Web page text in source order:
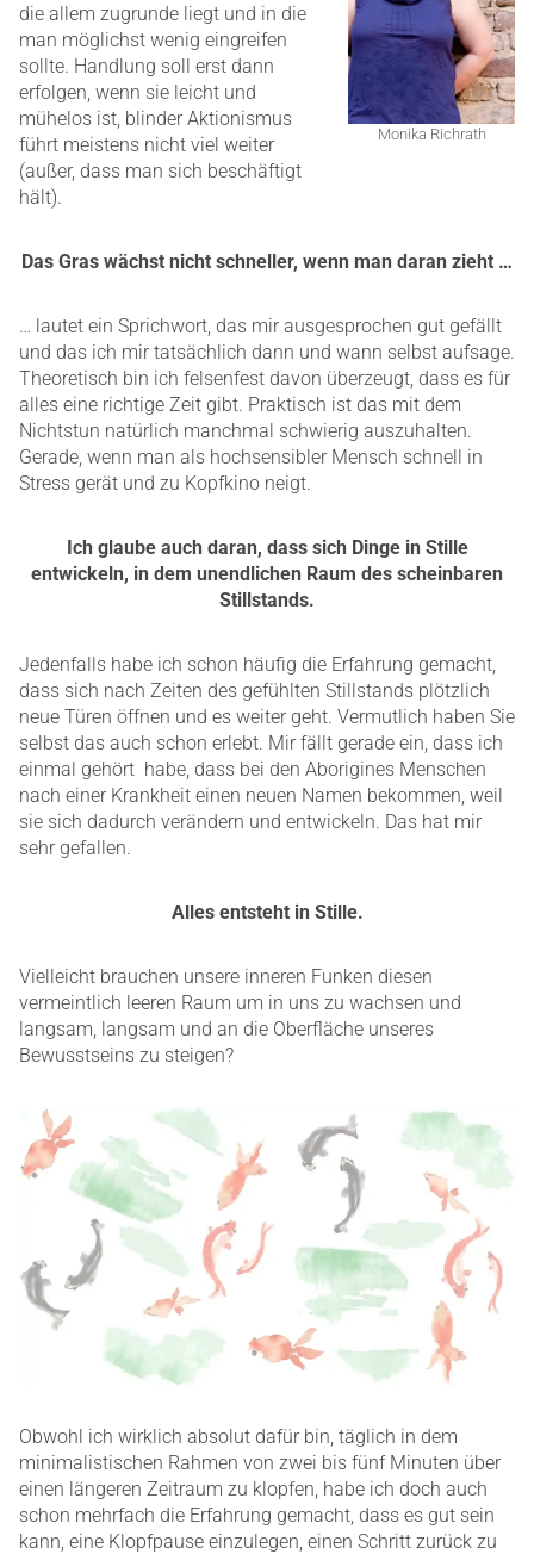
Monika Richrath
die allem zugrunde liegt und in die
man möglichst wenig eingreifen
sollte. Handlung soll erst dann
erfolgen, wenn sie leicht und
mühelos ist, blinder Aktionismus
führt meistens nicht viel weiter
(außer, dass man sich beschäftigt
hält).
Das Gras wächst nicht schneller, wenn man daran zieht …
… lautet ein Sprichwort, das mir ausgesprochen gut gefällt
und das ich mir tatsächlich dann und wann selbst aufsage.
Theoretisch bin ich felsenfest davon überzeugt, dass es für
alles eine richtige Zeit gibt. Praktisch ist das mit dem
Nichtstun natürlich manchmal schwierig auszuhalten.
Gerade, wenn man als hochsensibler Mensch schnell in
Stress gerät und zu Kopfkino neigt.
Ich glaube auch daran, dass sich Dinge in Stille
entwickeln, in dem unendlichen Raum des scheinbaren
Stillstands.
Jedenfalls habe ich schon häufig die Erfahrung gemacht,
dass sich nach Zeiten des gefühlten Stillstands plötzlich
neue Türen öffnen und es weiter geht. Vermutlich haben Sie
selbst das auch schon erlebt. Mir fällt gerade ein, dass ich
einmal gehört habe, dass bei den Aborigines Menschen
nach einer Krankheit einen neuen Namen bekommen, weil
sie sich dadurch verändern und entwickeln. Das hat mir
sehr gefallen.
Alles entsteht in Stille.
Vielleicht brauchen unsere inneren Funken diesen
vermeintlich leeren Raum um in uns zu wachsen und
langsam, langsam und an die Oberfläche unseres
Bewusstseins zu steigen?
Obwohl ich wirklich absolut dafür bin, täglich in dem
minimalistischen Rahmen von zwei bis fünf Minuten über
einen längeren Zeitraum zu klopfen, habe ich doch auch
schon mehrfach die Erfahrung gemacht, dass es gut sein
kann, eine Klopfpause einzulegen, einen Schritt zurück zu